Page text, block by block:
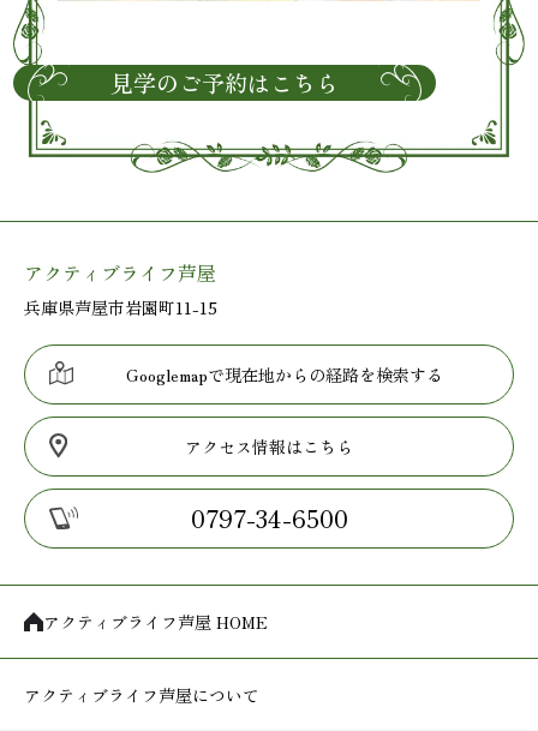
見学のご予約はこちら
アクティブライフ芦屋
兵庫県芦屋市岩園町11-15
Googlemapで現在地からの経路を検索する
アクセス情報はこちら
0797-34-6500
アクティブライフ芦屋 HOME
アクティブライフ芦屋について